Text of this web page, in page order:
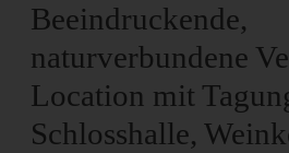
Beeindruckende,
naturverbundene
Location mit
Schlosshalle,